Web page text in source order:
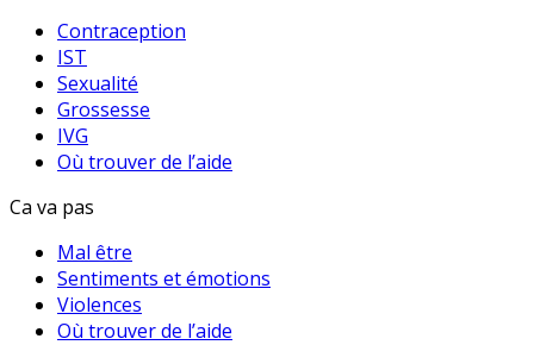
Contraception
IST
Sexualité
Grossesse
IVG
Où trouver de l’aide
Ca va pas
Mal être
Sentiments et émotions
Violences
Où trouver de l’aide